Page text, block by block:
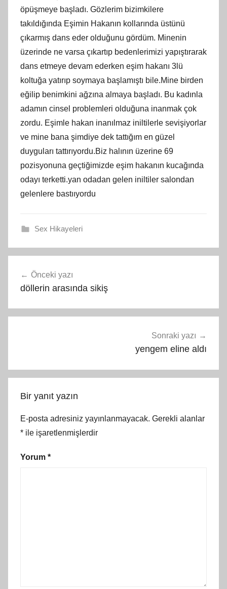
öpüşmeye başladı. Gözlerim bizimkilere
takıldığında Eşimin Hakanın kollarında üstünü
çıkarmış dans eder olduğunu gördüm. Minenin
üzerinde ne varsa çıkartıp bedenlerimizi yapıştırarak
dans etmeye devam ederken eşim hakanı 3lü
koltuğa yatırıp soymaya başlamıştı bile.Mine birden
eğilip benimkini ağzına almaya başladı. Bu kadınla
adamın cinsel problemleri olduğuna inanmak çok
zordu. Eşimle hakan inanılmaz iniltilerle sevişiyorlar
ve mine bana şimdiye dek tattığım en güzel
duyguları tattırıyordu.Biz halının üzerine 69
pozisyonuna geçtiğimizde eşim hakanın kucağında
odayı terketti.yan odadan gelen iniltiler salondan
gelenlere bastııyordu
Sex Hikayeleri
gezinmesi
Önceki yazı
döllerin arasında sikiş
Sonraki yazı
yengem eline aldı
Bir yanıt yazın
E-posta adresiniz yayınlanmayacak. Gerekli alanlar
* ile işaretlenmişlerdir
Yorum *